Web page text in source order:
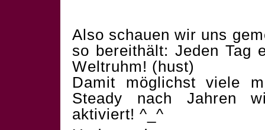
Also schauen wir uns
so bereithält: Jeden Tag
Weltruhm! (hust)
Damit möglichst viele
Steady nach Jahren
aktiviert! ^_^